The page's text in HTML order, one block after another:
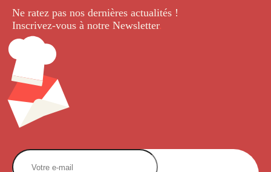
Ne ratez pas nos dernières actualités !
Inscrivez-vous à notre Newsletter.